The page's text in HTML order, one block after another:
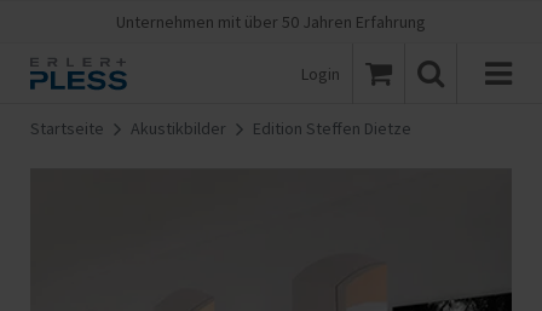
Unternehmen mit über 50 Jahren Erfahrung
Login
Startseite Akustikbilder Edition Steffen Dietze